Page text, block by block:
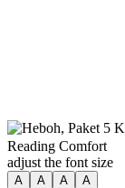
Reading Comfort
adjust the font size
A A A A